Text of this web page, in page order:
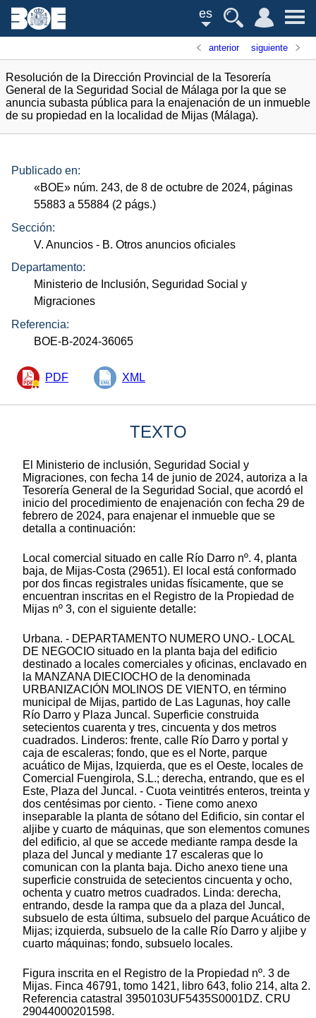
es
anterior siguiente
Resolución de la Dirección Provincial de la Tesorería
General de la Seguridad Social de Málaga por la que se
anuncia subasta pública para la enajenación de un inmueble
de su propiedad en la localidad de Mijas (Málaga).
Publicado en:
«BOE» núm. 243, de 8 de octubre de 2024, páginas
55883 a 55884 (2 págs.)
Sección:
V. Anuncios - B. Otros anuncios oficiales
Departamento:
Ministerio de Inclusión, Seguridad Social y
Migraciones
Referencia:
BOE-B-2024-36065
PDF XML
TEXTO
El Ministerio de inclusión, Seguridad Social y
Migraciones, con fecha 14 de junio de 2024, autoriza a la
Tesorería General de la Seguridad Social, que acordó el
inicio del procedimiento de enajenación con fecha 29 de
febrero de 2024, para enajenar el inmueble que se
detalla a continuación:
Local comercial situado en calle Río Darro nº. 4, planta
baja, de Mijas-Costa (29651). El local está conformado
por dos fincas registrales unidas físicamente, que se
encuentran inscritas en el Registro de la Propiedad de
Mijas nº 3, con el siguiente detalle:
Urbana. - DEPARTAMENTO NUMERO UNO.- LOCAL
DE NEGOCIO situado en la planta baja del edificio
destinado a locales comerciales y oficinas, enclavado en
la MANZANA DIECIOCHO de la denominada
URBANIZACIÓN MOLINOS DE VIENTO, en término
municipal de Mijas, partido de Las Lagunas, hoy calle
Río Darro y Plaza Juncal. Superficie construida
setecientos cuarenta y tres, cincuenta y dos metros
cuadrados. Linderos: frente, calle Río Darro y portal y
caja de escaleras; fondo, que es el Norte, parque
acuático de Mijas, Izquierda, que es el Oeste, locales de
Comercial Fuengirola, S.L.; derecha, entrando, que es el
Este, Plaza del Juncal. - Cuota veintitrés enteros, treinta y
dos centésimas por ciento. - Tiene como anexo
inseparable la planta de sótano del Edificio, sin contar el
aljibe y cuarto de máquinas, que son elementos comunes
del edificio, al que se accede mediante rampa desde la
plaza del Juncal y mediante 17 escaleras que lo
comunican con la planta baja. Dicho anexo tiene una
superficie construida de setecientos cincuenta y ocho,
ochenta y cuatro metros cuadrados. Linda: derecha,
entrando, desde la rampa que da a plaza del Juncal,
subsuelo de esta última, subsuelo del parque Acuático de
Mijas; izquierda, subsuelo de la calle Río Darro y aljibe y
cuarto máquinas; fondo, subsuelo locales.
Figura inscrita en el Registro de la Propiedad nº. 3 de
Mijas. Finca 46791, tomo 1421, libro 643, folio 214, alta 2.
Referencia catastral 3950103UF5435S0001DZ. CRU
29044000201598.